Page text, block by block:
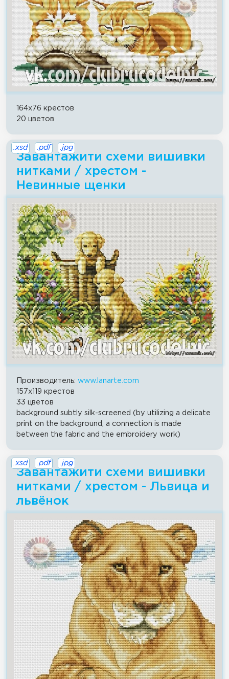
164x76 крестов
20 цветов
Завантажити схеми вишивки
нитками / хрестом -
Невинные щенки
.xsd .pdf .jpg
Производитель: www.lanarte.com
157x119 крестов
33 цветов
background subtly silk-screened (by utilizing a delicate
print on the background, a connection is made
between the fabric and the embroidery work)
Завантажити схеми вишивки
нитками / хрестом - Львица и
львёнок
.xsd .pdf .jpg